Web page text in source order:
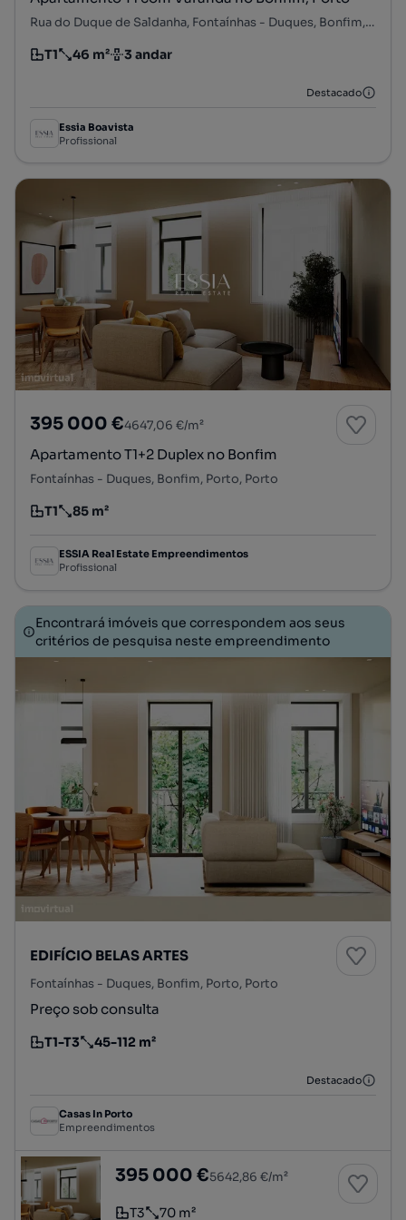
Rua do Duque de Saldanha, Fontaínhas - Duques, Bonfim, Porto, Porto
Tipologia
T1
Preço por metro quadrado
46 m²
Andar 3 andar
Destacado
Essia Boavista
Profissional
395 000 €4647,06 €/m²
Apartamento T1+2 Duplex no Bonfim
Fontaínhas - Duques, Bonfim, Porto, Porto
Tipologia
T1
Preço por metro quadrado
85 m²
ESSIA Real Estate Empreendimentos
Profissional
Encontrará imóveis que correspondem aos seus
critérios de pesquisa neste empreendimento
EDIFÍCIO BELAS ARTES
Fontaínhas - Duques, Bonfim, Porto, Porto
Preço sob consulta
Tipologia
T1-T3
Preço por metro quadrado
45-112 m²
Destacado
Casas In Porto
Empreendimentos
Apartamento T1+2 duplex, águas furtadas
395 000 €5642,86 €/m²
T3 70 m²